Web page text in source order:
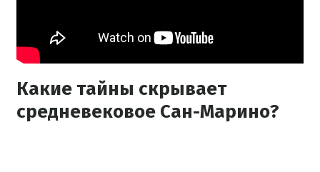
Какие тайны скрывает
средневековое Сан-Марино?